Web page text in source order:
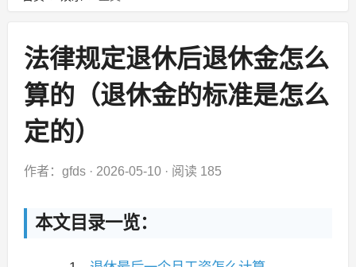
法律规定退休后退休金怎么
算的（退休金的标准是怎么
定的）
作者：gfds· 2026-05-10· 阅读 185
本文目录一览：